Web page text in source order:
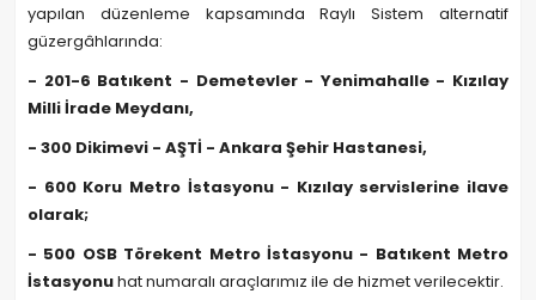
yapılan düzenleme kapsamında Raylı Sistem alternatif
güzergâhlarında:
- 201-6 Batıkent - Demetevler - Yenimahalle - Kızılay
Milli İrade Meydanı,
- 300 Dikimevi - AŞTİ - Ankara Şehir Hastanesi,
- 600 Koru Metro İstasyonu - Kızılay servislerine ilave
olarak;
- 500 OSB Törekent Metro İstasyonu - Batıkent Metro
İstasyonuhat numaralı araçlarımız ile de hizmet verilecektir.